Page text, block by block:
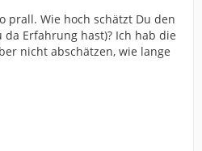
prall. Wie hoch schätzt Du den
Erfahrung hast)? Ich hab die
nicht abschätzen, wie lange